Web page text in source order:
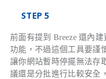
STEP 5
前面有提到 Breeze 還內
功能，不過這個工具要謹
讓你網站暫時停擺無法存
議還是分批進行比較安全